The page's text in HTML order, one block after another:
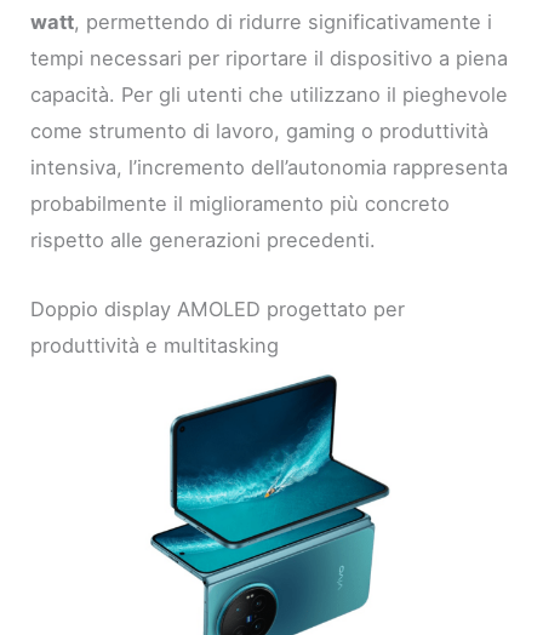
watt, permettendo di ridurre significativamente i
tempi necessari per riportare il dispositivo a piena
capacità. Per gli utenti che utilizzano il pieghevole
come strumento di lavoro, gaming o produttività
intensiva, l’incremento dell’autonomia rappresenta
probabilmente il miglioramento più concreto
rispetto alle generazioni precedenti.
Doppio display AMOLED progettato per
produttività e multitasking